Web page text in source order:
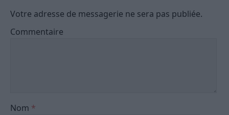
Votre adresse de messagerie ne sera pas publiée.
Commentaire
Nom *